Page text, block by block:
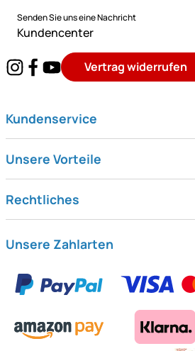
Senden Sie uns eine Nachricht
Kundencenter
Vertrag widerrufen
Kundenservice
Unsere Vorteile
Rechtliches
Unsere Zahlarten